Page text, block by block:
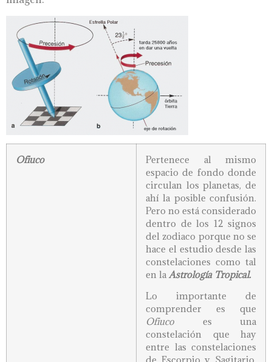
Ofiuco
Pertenece al mismo
espacio de fondo donde
circulan los planetas, de
ahí la posible confusión.
Pero no está considerado
dentro de los 12 signos
del zodiaco porque no se
hace el estudio desde las
constelaciones como tal
en laAstrología Tropical.
Lo importante de
comprender es que
Ofiuco es una
constelación que hay
entre las constelaciones